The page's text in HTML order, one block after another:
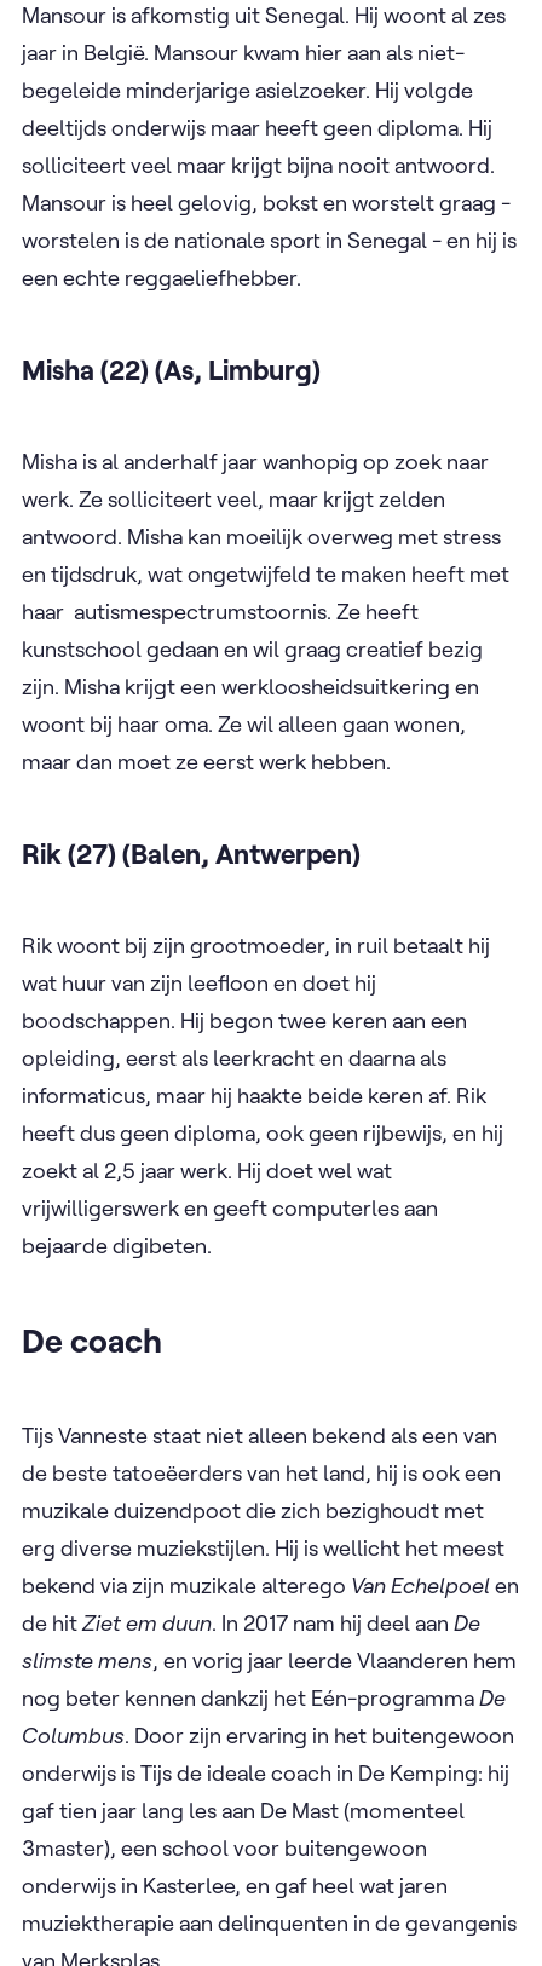
Mansour is afkomstig uit Senegal. Hij woont al zes
jaar in België. Mansour kwam hier aan als niet-
begeleide minderjarige asielzoeker. Hij volgde
deeltijds onderwijs maar heeft geen diploma. Hij
solliciteert veel maar krijgt bijna nooit antwoord.
Mansour is heel gelovig, bokst en worstelt graag -
worstelen is de nationale sport in Senegal - en hij is
een echte reggaeliefhebber.
Misha (22) (As, Limburg)
Misha is al anderhalf jaar wanhopig op zoek naar
werk. Ze solliciteert veel, maar krijgt zelden
antwoord. Misha kan moeilijk overweg met stress
en tijdsdruk, wat ongetwijfeld te maken heeft met
haar autismespectrumstoornis. Ze heeft
kunstschool gedaan en wil graag creatief bezig
zijn. Misha krijgt een werkloosheidsuitkering en
woont bij haar oma. Ze wil alleen gaan wonen,
maar dan moet ze eerst werk hebben.
Rik (27) (Balen, Antwerpen)
Rik woont bij zijn grootmoeder, in ruil betaalt hij
wat huur van zijn leefloon en doet hij
boodschappen. Hij begon twee keren aan een
opleiding, eerst als leerkracht en daarna als
informaticus, maar hij haakte beide keren af. Rik
heeft dus geen diploma, ook geen rijbewijs, en hij
zoekt al 2,5 jaar werk. Hij doet wel wat
vrijwilligerswerk en geeft computerles aan
bejaarde digibeten.
De coach
Tijs Vanneste staat niet alleen bekend als een van
de beste tatoeëerders van het land, hij is ook een
muzikale duizendpoot die zich bezighoudt met
erg diverse muziekstijlen. Hij is wellicht het meest
bekend via zijn muzikale alterego Van Echelpoelen
de hitZiet em duun. In 2017 nam hij deel aan De
slimste mens, en vorig jaar leerde Vlaanderen hem
nog beter kennen dankzij het Eén-programmaDe
Columbus. Door zijn ervaring in het buitengewoon
onderwijs is Tijs de ideale coach in De Kemping: hij
gaf tien jaar lang les aan De Mast (momenteel
3master), een school voor buitengewoon
onderwijs in Kasterlee, en gaf heel wat jaren
muziektherapie aan delinquenten in de gevangenis